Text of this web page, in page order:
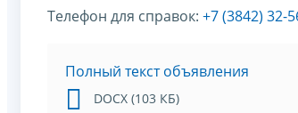
Телефон для справок: +7 (3842) 32-
Полный текст объявления
DOCX (103 КБ)